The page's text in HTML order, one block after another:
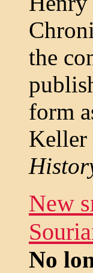
the
form
Keller
New
No